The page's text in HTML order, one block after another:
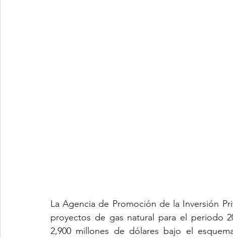
La Agencia de Promoción de la Inversión
proyectos de gas natural para el periodo
2,900 millones de dólares bajo el